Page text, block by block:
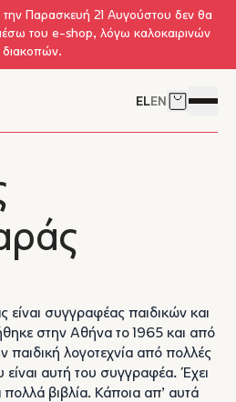
Παρασκευή 21 Αυγούστου δεν θα
μέσω του e-shop, λόγω καλοκαιρινών
διακοπών.
ELEN Δείτε το
συγγραφέας παιδικών και
στην Αθήνα το 1965 και από
παιδική λογοτεχνία από πολλές
αυτή του συγγραφέα. Έχει
βιβλία. Κάποια απ’ αυτά